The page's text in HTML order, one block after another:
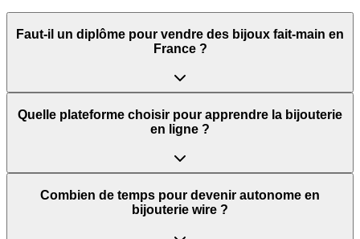
Faut-il un diplôme pour vendre des bijoux fait-main en
France ?
Quelle plateforme choisir pour apprendre la bijouterie
en ligne ?
Combien de temps pour devenir autonome en
bijouterie wire ?